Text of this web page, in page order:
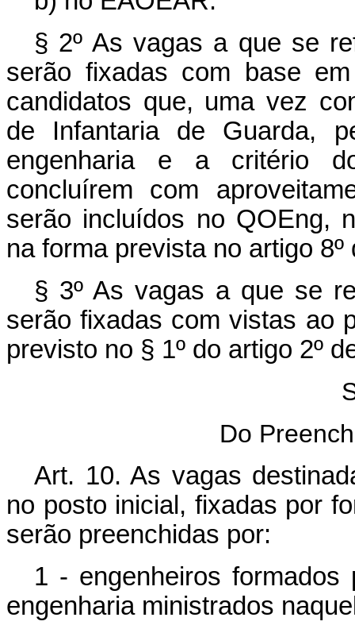
§ 2º As vagas a que se
serão fixadas com base
candidatos que, uma vez
de Infantaria de Guarda,
engenharia e a critério
concluírem com
serão incluídos no QOEng,
na forma prevista no artigo
§ 3º As vagas a que se
serão fixadas com vistas ao
previsto no § 1º do artigo 2º
Do
Art. 10. As vagas
no posto inicial, fixadas por
serão preenchidas por:
1 - engenheiros formados
engenharia ministrados